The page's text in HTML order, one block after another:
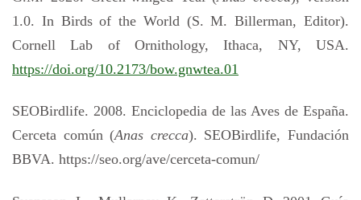
1.0. In Birds of the World (S. M. Billerman, Editor).
Cornell Lab of Ornithology, Ithaca, NY, USA.
https://doi.org/10.2173/bow.gnwtea.01
SEOBirdlife. 2008. Enciclopedia de las Aves de España.
Cerceta común (Anas crecca). SEOBirdlife, Fundación
BBVA. https://seo.org/ave/cerceta-comun/